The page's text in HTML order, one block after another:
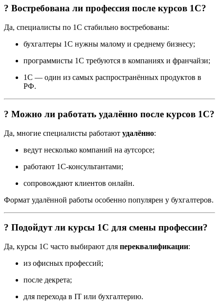
? Востребована ли профессия после курсов 1С?
Да, специалисты по 1С стабильно востребованы:
бухгалтеры 1С нужны малому и среднему бизнесу;
программисты 1С требуются в компаниях и франчайзи;
1С — один из самых распространённых продуктов в
РФ.
? Можно ли работать удалённо после курсов 1С?
Да, многие специалисты работают удалённо:
ведут несколько компаний на аутсорсе;
работают 1С-консультантами;
сопровождают клиентов онлайн.
Формат удалённой работы особенно популярен у бухгалтеров.
? Подойдут ли курсы 1С для смены профессии?
Да, курсы 1С часто выбирают для переквалификации:
из офисных профессий;
после декрета;
для перехода в IT или бухгалтерию.